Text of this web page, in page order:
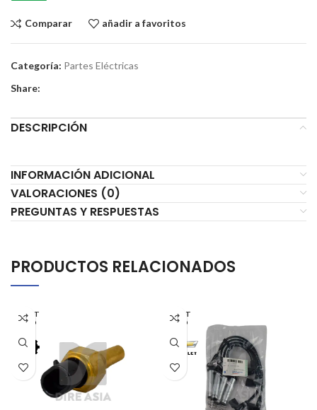
Comparar añadir a favoritos
Categoría: Partes Eléctricas
Share:
DESCRIPCIÓN
INFORMACIÓN ADICIONAL
VALORACIONES (0)
PREGUNTAS Y RESPUESTAS
PRODUCTOS RELACIONADOS
AGOT
ADO
AGOT
ADO